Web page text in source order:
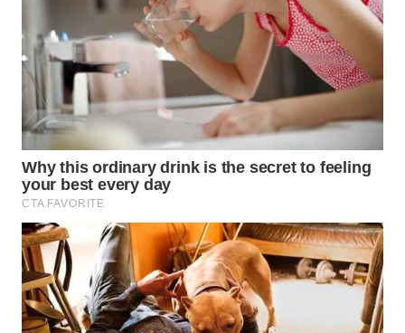
LIKUPANG
WN
LABUANBAJO
WN
BORNEO
Wahana
Media
Group
WAHANA
NEWS